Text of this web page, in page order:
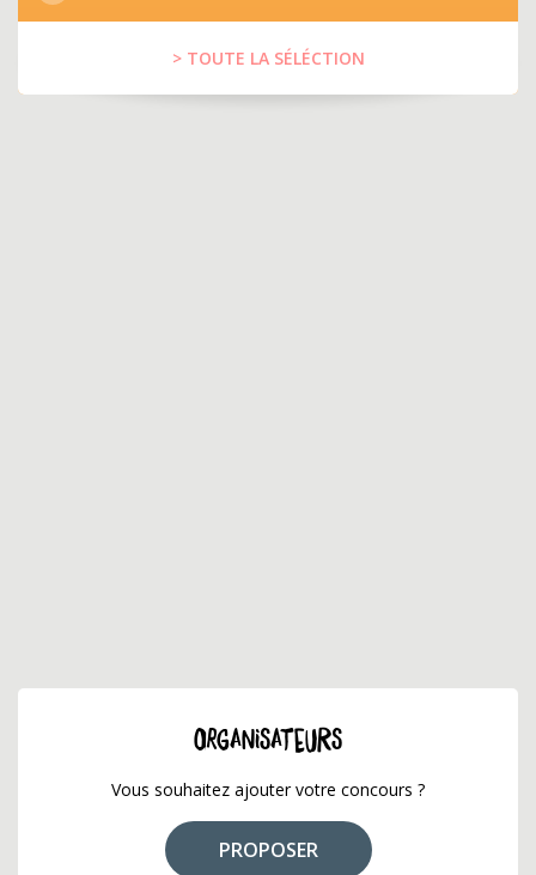
> TOUTE LA SÉLÉCTION
ORGANISATEURS
Vous souhaitez ajouter votre concours ?
PROPOSER